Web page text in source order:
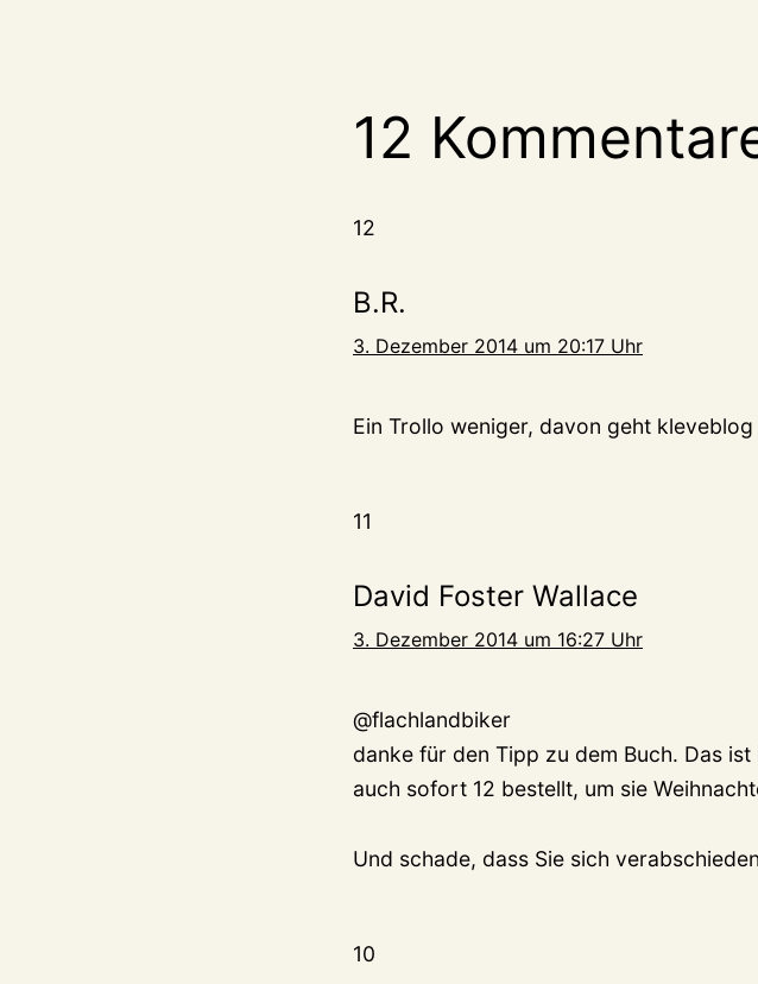
12
12
B.R.
3. Dezember 2014 um 20:17 Uhr
Ein Trollo weniger, davon geht
11
David Foster Wallace
3. Dezember 2014 um 16:27 Uhr
@flachlandbiker
danke für den Tipp zu dem Buch. Das
auch sofort 12 bestellt, um sie
Und schade, dass Sie sich
10